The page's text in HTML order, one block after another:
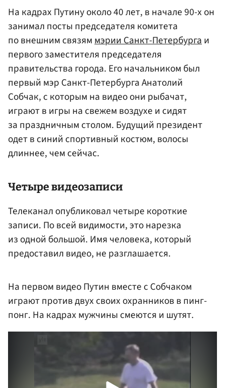
На кадрах Путину около 40 лет, в начале 90-х он
занимал посты председателя комитета
по внешним связяммэрииСанкт-Петербургаи
первого заместителя председателя
правительства города. Его начальником был
первый мэр Санкт-Петербурга Анатолий
Собчак, с которым на видео они рыбачат,
играют в игры на свежем воздухе и сидят
за праздничным столом. Будущий президент
одет в синий спортивный костюм, волосы
длиннее, чем сейчас.
Четыре видеозаписи
Телеканал опубликовал четыре короткие
записи. По всей видимости, это нарезка
из одной большой. Имя человека, который
предоставил видео, не разглашается.
На первом видео Путин вместе с Собчаком
играют против двух своих охранников в пинг-
понг. На кадрах мужчины смеются и шутят.